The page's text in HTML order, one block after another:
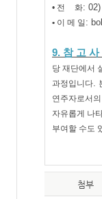
• 전 화:
• 이 메 일 :
9. 참 고 사
당 재단에서
과정입니다.
연주자로서
자유롭게 나
부여할 수도
첨부